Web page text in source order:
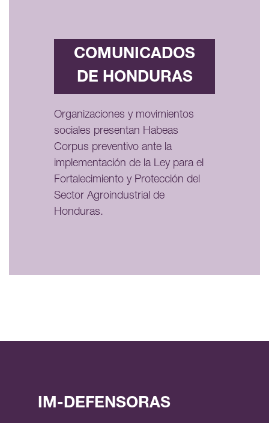
COMUNICADOS
DE HONDURAS
Organizaciones y movimientos
sociales presentan Habeas
Corpus preventivo ante la
implementación de la Ley para el
Fortalecimiento y Protección del
Sector Agroindustrial de
Honduras.
IM-DEFENSORAS